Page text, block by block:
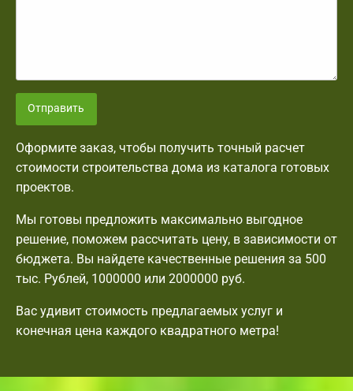
Отправить
Оформите заказ, чтобы получить точный расчет
стоимости строительства дома из каталога готовых
проектов.
Мы готовы предложить максимально выгодное
решение, поможем рассчитать цену, в зависимости от
бюджета. Вы найдете качественные решения за 500
тыс. Рублей, 1000000 или 2000000 руб.
Вас удивит стоимость предлагаемых услуг и
конечная цена каждого квадратного метра!